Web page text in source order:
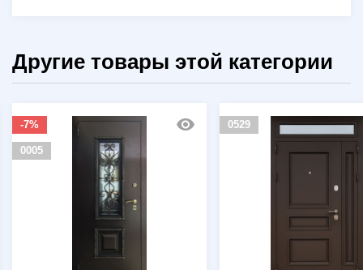
Другие товары этой категории
0529 0670